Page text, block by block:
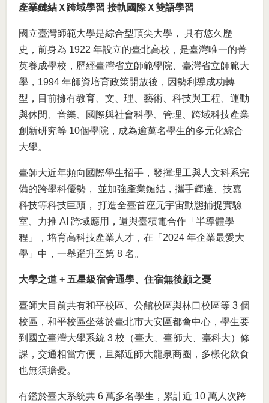
產業鏈結Ｘ跨域學習 接軌國際Ｘ雙語學習
國立臺灣師範大學是綜合型頂尖大學， 具有悠久歷
史，前身為 1922 年設立的臺北高校，是臺灣唯一的菁
英養成學校，歷經臺灣省立師範學院、臺灣省立師範大
學，1994 年師資培育政策開放後，因勢利導成功轉
型，目前擁有教育、文、理、藝術、科技與工程、運動
與休閒、音樂、國際與社會科學、管理、跨域科技產業
創新研究等 10個學院，成為逾萬名學生的多元化綜合
大學。
臺師大近年頻向國際學生招手，發揮理工與人文科系完
備的跨學科優勢， 並加強產業鏈結，攜手輝達、技嘉
科技等科技巨頭， 打造全臺首座元宇宙動態捕捉實驗
室、力推 AI 跨域應用，還與臺積電合作「半導體學
程」，培育高科技產業人才，在「2024 年企業最愛大
學」中，一舉躍升至第 8 名。
大學之道 + 五星級宿舍通學、住宿無後顧之憂
臺師大目前共有和平校區、公館校區與林口校區等 3 個
校區，和平校區坐落於臺北市大安區都會中心，學生要
到國立臺灣大學系統 3 校（臺大、臺師大、臺科大）修
課，交通相當方便，且鄰近師大龍泉商圈，多樣化飲食
也無須擔憂。
有鑑於臺大系統共 6 萬多名學生，累計近 10 萬人次跨